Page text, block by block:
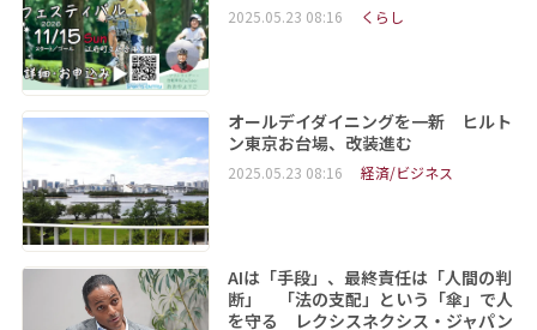
2025.05.23 08:16 くらし
オールデイダイニングを一新 ヒルト
ン東京お台場、改装進む
2025.05.23 08:16 経済/ビジネス
AIは「手段」、最終責任は「人間の判
断」 「法の支配」という「傘」で人
を守る レクシスネクシス・ジャパン